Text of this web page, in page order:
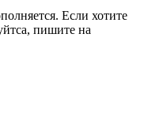
Если хотите
пишите на